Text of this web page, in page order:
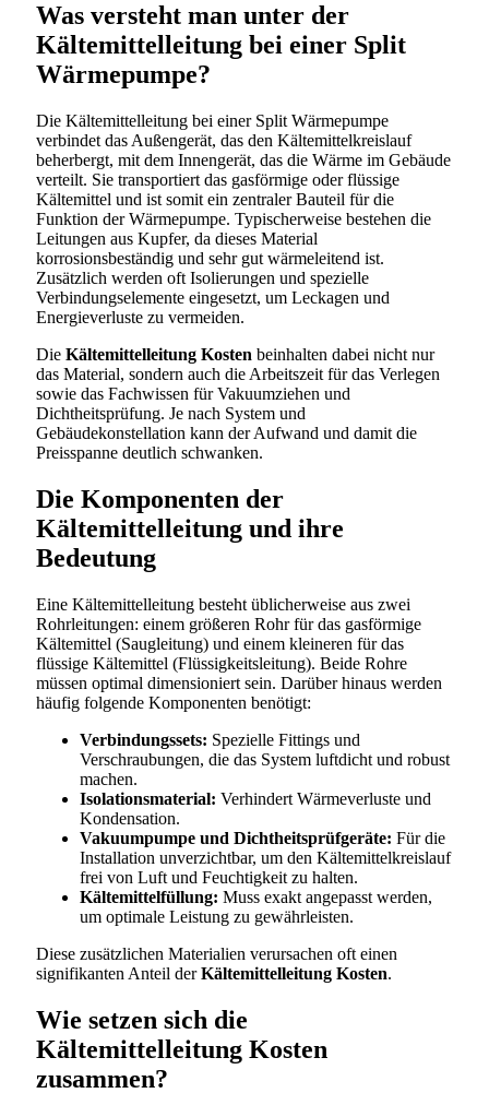
Was versteht man unter der
Kältemittelleitung bei einer Split
Wärmepumpe?
Die Kältemittelleitung bei einer Split Wärmepumpe
verbindet das Außengerät, das den Kältemittelkreislauf
beherbergt, mit dem Innengerät, das die Wärme im Gebäude
verteilt. Sie transportiert das gasförmige oder flüssige
Kältemittel und ist somit ein zentraler Bauteil für die
Funktion der Wärmepumpe. Typischerweise bestehen die
Leitungen aus Kupfer, da dieses Material
korrosionsbeständig und sehr gut wärmeleitend ist.
Zusätzlich werden oft Isolierungen und spezielle
Verbindungselemente eingesetzt, um Leckagen und
Energieverluste zu vermeiden.
Die Kältemittelleitung Kosten beinhalten dabei nicht nur
das Material, sondern auch die Arbeitszeit für das Verlegen
sowie das Fachwissen für Vakuumziehen und
Dichtheitsprüfung. Je nach System und
Gebäudekonstellation kann der Aufwand und damit die
Preisspanne deutlich schwanken.
Die Komponenten der
Kältemittelleitung und ihre
Bedeutung
Eine Kältemittelleitung besteht üblicherweise aus zwei
Rohrleitungen: einem größeren Rohr für das gasförmige
Kältemittel (Saugleitung) und einem kleineren für das
flüssige Kältemittel (Flüssigkeitsleitung). Beide Rohre
müssen optimal dimensioniert sein. Darüber hinaus werden
häufig folgende Komponenten benötigt:
Verbindungssets: Spezielle Fittings und
Verschraubungen, die das System luftdicht und robust
machen.
Isolationsmaterial: Verhindert Wärmeverluste und
Kondensation.
Vakuumpumpe und Dichtheitsprüfgeräte: Für die
Installation unverzichtbar, um den Kältemittelkreislauf
frei von Luft und Feuchtigkeit zu halten.
Kältemittelfüllung: Muss exakt angepasst werden,
um optimale Leistung zu gewährleisten.
Diese zusätzlichen Materialien verursachen oft einen
signifikanten Anteil derKältemittelleitung Kosten.
Wie setzen sich die
Kältemittelleitung Kosten
zusammen?